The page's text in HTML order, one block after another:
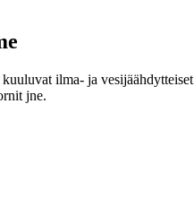
ilma- ja
jne.